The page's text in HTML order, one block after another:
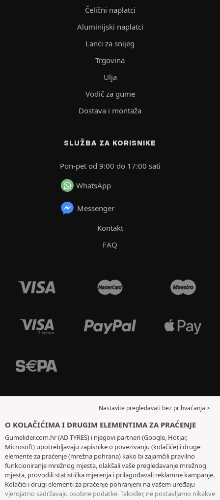
Čelični naplatci
Aluminijski naplatci
Lanci za snijeg
Trgovina
Ulja
Vodič za gume
Dostava i montaža
SLUŽBA ZA KORISNIKE
Pon-pet od 9:00 do 17:00 sati
WhatsApp
Messenger
Kontakt
FAQ
Nastavite pregledavati bez prihvaćanja >
O KOLAČIĆIMA I DRUGIM ELEMENTIMA ZA PRAĆENJE
Gumelider.com.hr (AD TYRES) i njegovi partneri (Google, Hotjar,
Microsoft) upotrebljavaju zapisnike o povezivanju (kolačiće) i druge
elemente za praćenje (mrežna pohrana) kako bi zajamčili pravilno
funkcioniranje mrežnog mjesta, olakšali vaše pregledavanje mrežnog
mjesta, provodili statistička mjerenja i prilagođavali reklamne kampanje.
Kolačići i drugi elementi za praćenje pohranjeni na vašem uređaju
vjerojatno sadržavaju osobne podatke. Također, ne postavljamo nikakve